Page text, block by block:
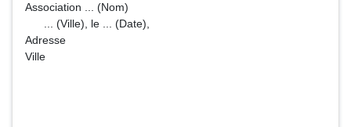
Association ... (Nom)
... (Ville), le ... (Date),
Adresse
Ville